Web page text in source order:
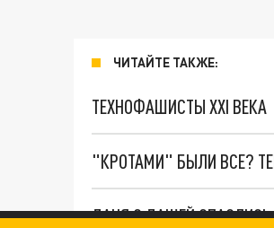
ЧИТАЙТЕ ТАКЖЕ:
ТЕХНОФАШИСТЫ XXI ВЕКА
"КРОТАМИ" БЫЛИ ВСЕ?
ДАНЯ С ДАШЕЙ